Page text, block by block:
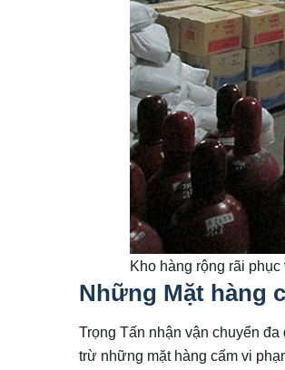
Kho hàng rộng rãi
Những Mặt hàng
Trọng Tấn nhận vận chuyển
trừ những mặt hàng cấm vi